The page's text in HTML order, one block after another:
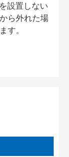
設置しない
ら外れた場
す。